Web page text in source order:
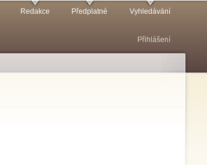
Redakce Předplatné Vyhledávání
Přihlášení